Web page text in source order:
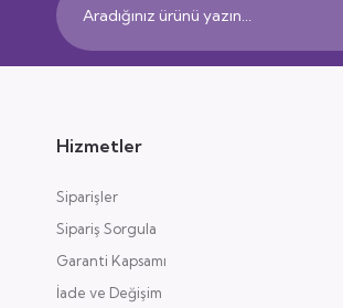
Hizmetler
Siparişler
Sipariş Sorgula
Garanti Kapsamı
İade ve Değişim